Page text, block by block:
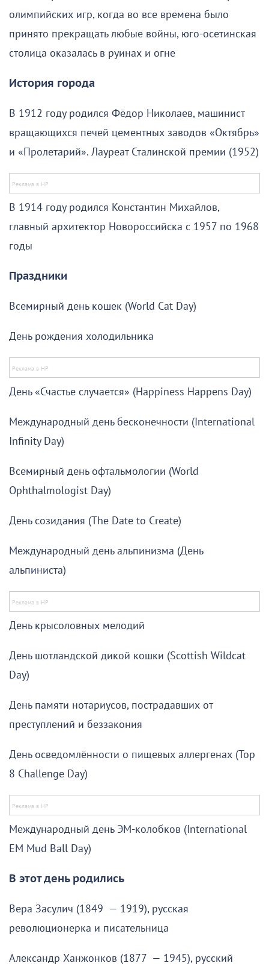
олимпийских игр, когда во все времена было
принято прекращать любые войны, юго-осетинская
столица оказалась в руинах и огне
История города
В 1912 году родился Фёдор Николаев, машинист
вращающихся печей цементных заводов «Октябрь»
и «Пролетарий». Лауреат Сталинской премии (1952)
В 1914 году родился Константин Михайлов,
главный архитектор Новороссийска с 1957 по 1968
годы
Праздники
Всемирный день кошек (World Cat Day)
День рождения холодильника
День «Счастье случается» (Happiness Happens Day)
Международный день бесконечности (International
Infinity Day)
Всемирный день офтальмологии (World
Ophthalmologist Day)
День созидания (The Date to Create)
Международный день альпинизма (День
альпиниста)
День крысоловных мелодий
День шотландской дикой кошки (Scottish Wildcat
Day)
День памяти нотариусов, пострадавших от
преступлений и беззакония
День осведомлённости о пищевых аллергенах (Top
8 Challenge Day)
Международный день ЭМ-колобков (International
EM Mud Ball Day)
В этот день родились
Вера Засулич (1849 — 1919), русская
революционерка и писательница
Александр Ханжонков (1877 — 1945), русский